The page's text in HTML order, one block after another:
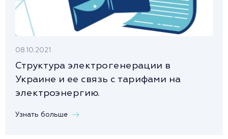
08.10.2021
Структура электрогенерации в
Украине и ее связь с тарифами на
электроэнергию.
Узнать больше